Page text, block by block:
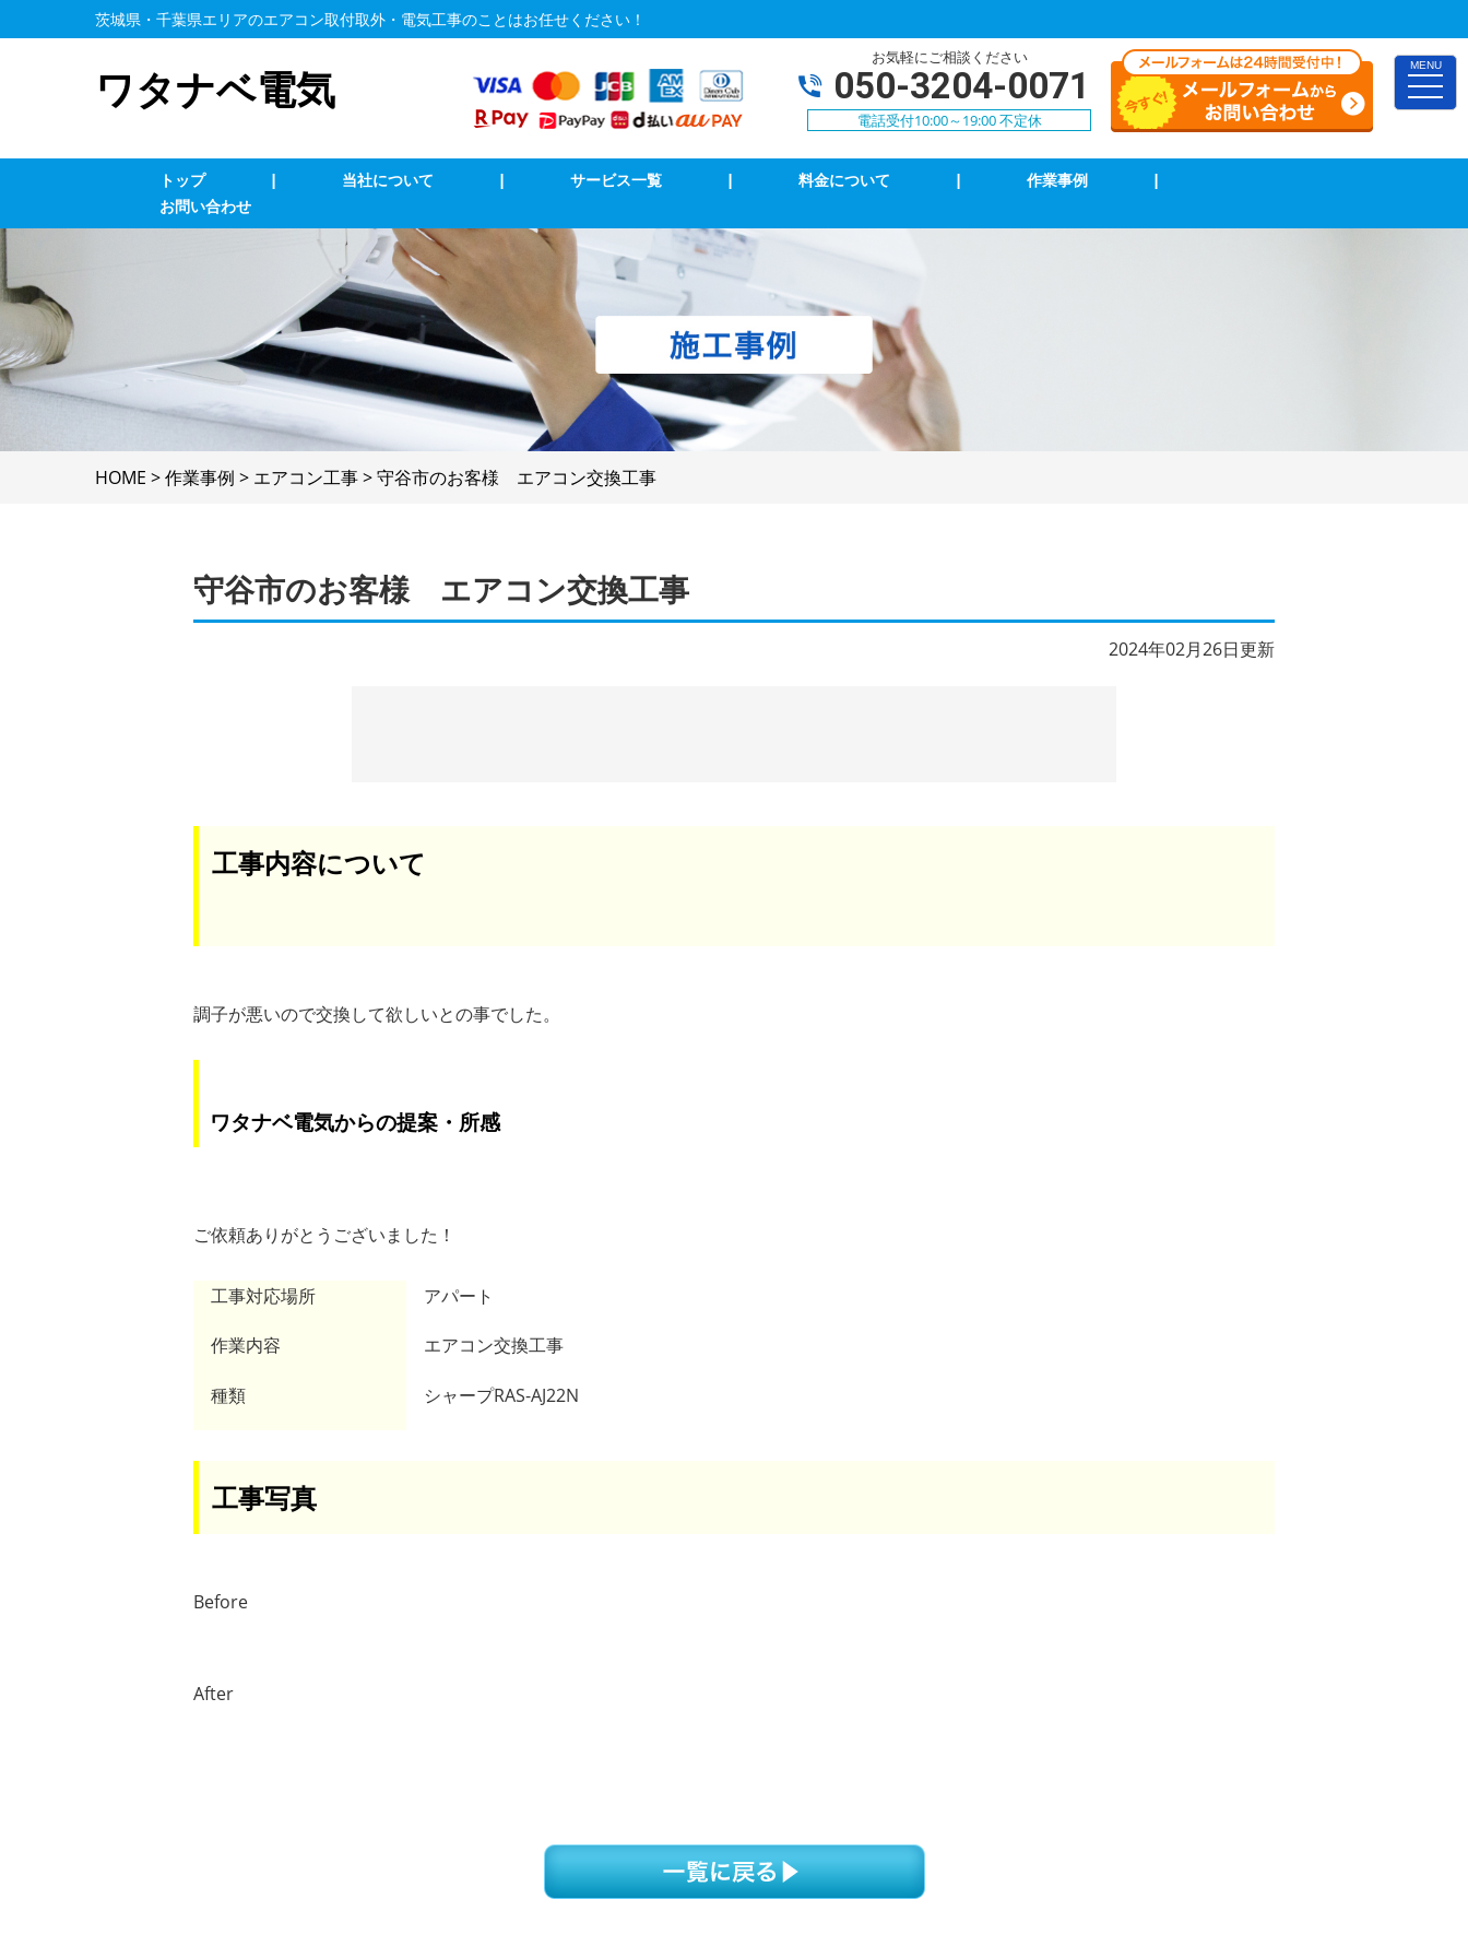
MENU
toggle
茨城県・千葉県エリアのエアコン取付取外・電気工事のことはお任せください！
ワタナベ電気
お気軽にご相談ください
050-3204-0071
電話受付10:00～19:00 不定休
トップ | 当社について | サービス一覧
エアコン修理・取付 TVアンテナ修理・取付 インターホン修理・取付
照明の修理・取付
スイッチ修理・取付 ブレーカー修理・取付
換気扇等修理・取付
LAN、電気配線工事
家庭用EV充電工事
4k・8k受信工事
| 料金について | 作業事例
|
お問い合わせ
HOME >作業事例 > エアコン工事>守谷市のお客様 エアコン交換工事
守谷市のお客様 エアコン交換工事
2024年02月26日更新
工事内容について
調子が悪いので交換して欲しいとの事でした。
ワタナベ電気からの提案・所感
ご依頼ありがとうございました！
工事対応場所 アパート
作業内容 エアコン交換工事
種類 シャープRAS-AJ22N
工事写真
Before
After